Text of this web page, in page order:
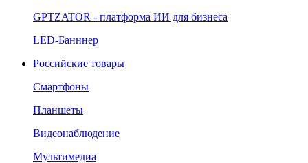
GPTZATOR - платформа ИИ для бизнеса
LED-Банннер
Российские товары
Смартфоны
Планшеты
Видеонаблюдение
Мультимедиа